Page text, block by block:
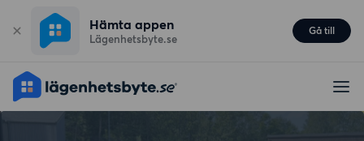
Hämta appen
Lägenhetsbyte.se
Gå till